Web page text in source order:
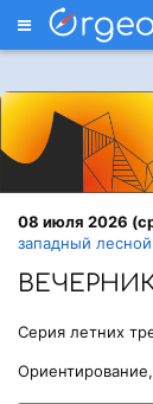
Меню
08 июля 2026
западный
ВЕЧЕРНИК
Серия летних